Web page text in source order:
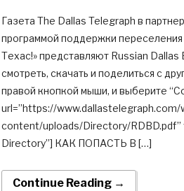
Газета The Dallas Telegraph в
программой поддержки
Техас!» представляют Russian
смотреть, скачать и поделиться с
правой кнопкой мыши, и выберите
url=”https://www.dallastelegraph.com/
content/uploads/Directory/RDBD.pdf”
Directory”] КАК ПОПАСТЬ В […]
Continue Reading →